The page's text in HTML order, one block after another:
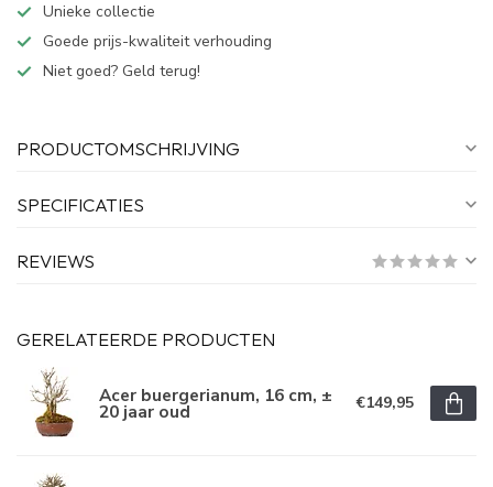
Unieke collectie
Goede prijs-kwaliteit verhouding
Niet goed? Geld terug!
PRODUCTOMSCHRIJVING
SPECIFICATIES
REVIEWS
GERELATEERDE PRODUCTEN
Acer buergerianum, 16 cm, ±
20 jaar oud €149,95